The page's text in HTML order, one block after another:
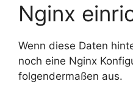
Nginx
Wenn diese Daten
noch eine Nginx
folgendermaßen aus.